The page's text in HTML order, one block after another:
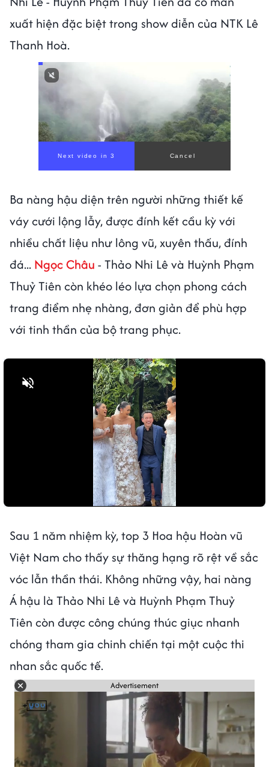
xuất hiện đặc biệt trong show diễn của NTK Lê
Thanh Hoà.
Ba nàng hậu diện trên người những thiết kế
váy cưới lộng lẫy, được đính kết cầu kỳ với
nhiều chất liệu như lông vũ, xuyên thấu, đính
đá... Ngọc Châu - Thảo Nhi Lê và Huỳnh Phạm
Thuỷ Tiên còn khéo léo lựa chọn phong cách
trang điểm nhẹ nhàng, đơn giản để phù hợp
với tinh thần của bộ trang phục.
Sau 1 năm nhiệm kỳ, top 3 Hoa hậu Hoàn vũ
Việt Nam cho thấy sự thăng hạng rõ rệt về sắc
vóc lẫn thần thái. Không những vậy, hai nàng
Á hậu là Thảo Nhi Lê và Huỳnh Phạm Thuỷ
Tiên còn được công chúng thúc giục nhanh
chóng tham gia chinh chiến tại một cuộc thi
nhan sắc quốc tế.
Advertisement